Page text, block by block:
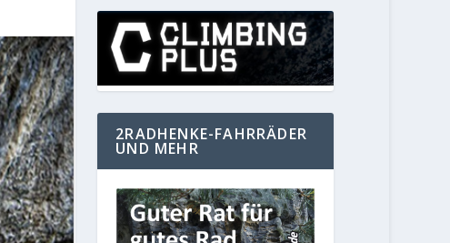
2RADHENKE-FAHRRÄDER
UND MEHR